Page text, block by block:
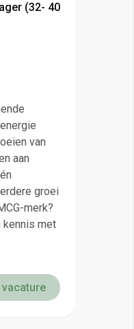
(32- 40
van
aan
groei
merk?
kennis met